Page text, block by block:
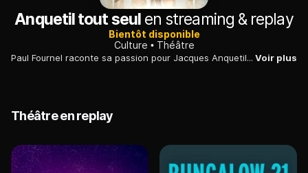
Anquetil tout seulen streaming & replay
Bientôt disponible
Culture
Théâtre
Paul Fournel raconte sa passion pour Jacques Anquetil et fait, par la même occasion, le portrait de ce champion populaire mais mal aimé du public... Voir plus
Théâtre en replay